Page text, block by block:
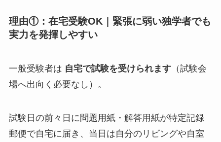
理由①：在宅受験OK｜緊張に弱い独学者でも
実力を発揮しやすい
一般受験者は 自宅で試験を受けられます（試験会
場へ出向く必要なし）。
試験日の前々日に問題用紙・解答用紙が特定記録
郵便で自宅に届き、当日は自分のリビングや自室